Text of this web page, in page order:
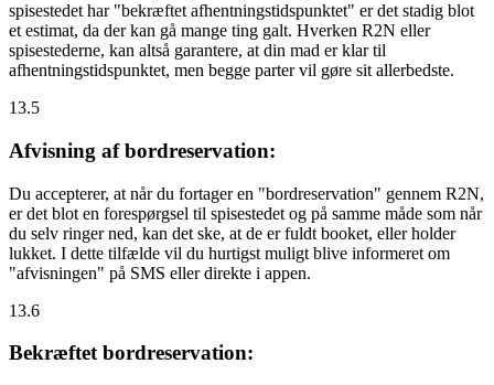
spisestedet har "bekræftet afhentningstidspunktet" er det stadig blot
et estimat, da der kan gå mange ting galt. Hverken R2N eller
spisestederne, kan altså garantere, at din mad er klar til
afhentningstidspunktet, men begge parter vil gøre sit allerbedste.
13.5
Afvisning af bordreservation:
Du accepterer, at når du fortager en "bordreservation" gennem R2N,
er det blot en forespørgsel til spisestedet og på samme måde som når
du selv ringer ned, kan det ske, at de er fuldt booket, eller holder
lukket. I dette tilfælde vil du hurtigst muligt blive informeret om
"afvisningen" på SMS eller direkte i appen.
13.6
Bekræftet bordreservation: